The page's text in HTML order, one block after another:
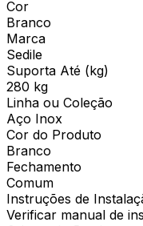
Cor
Branco
Marca
Sedile
Suporta Até (kg)
280 kg
Linha ou Coleção
Aço Inox
Cor do Produto
Branco
Fechamento
Comum
Instruções de
Verificar manual de